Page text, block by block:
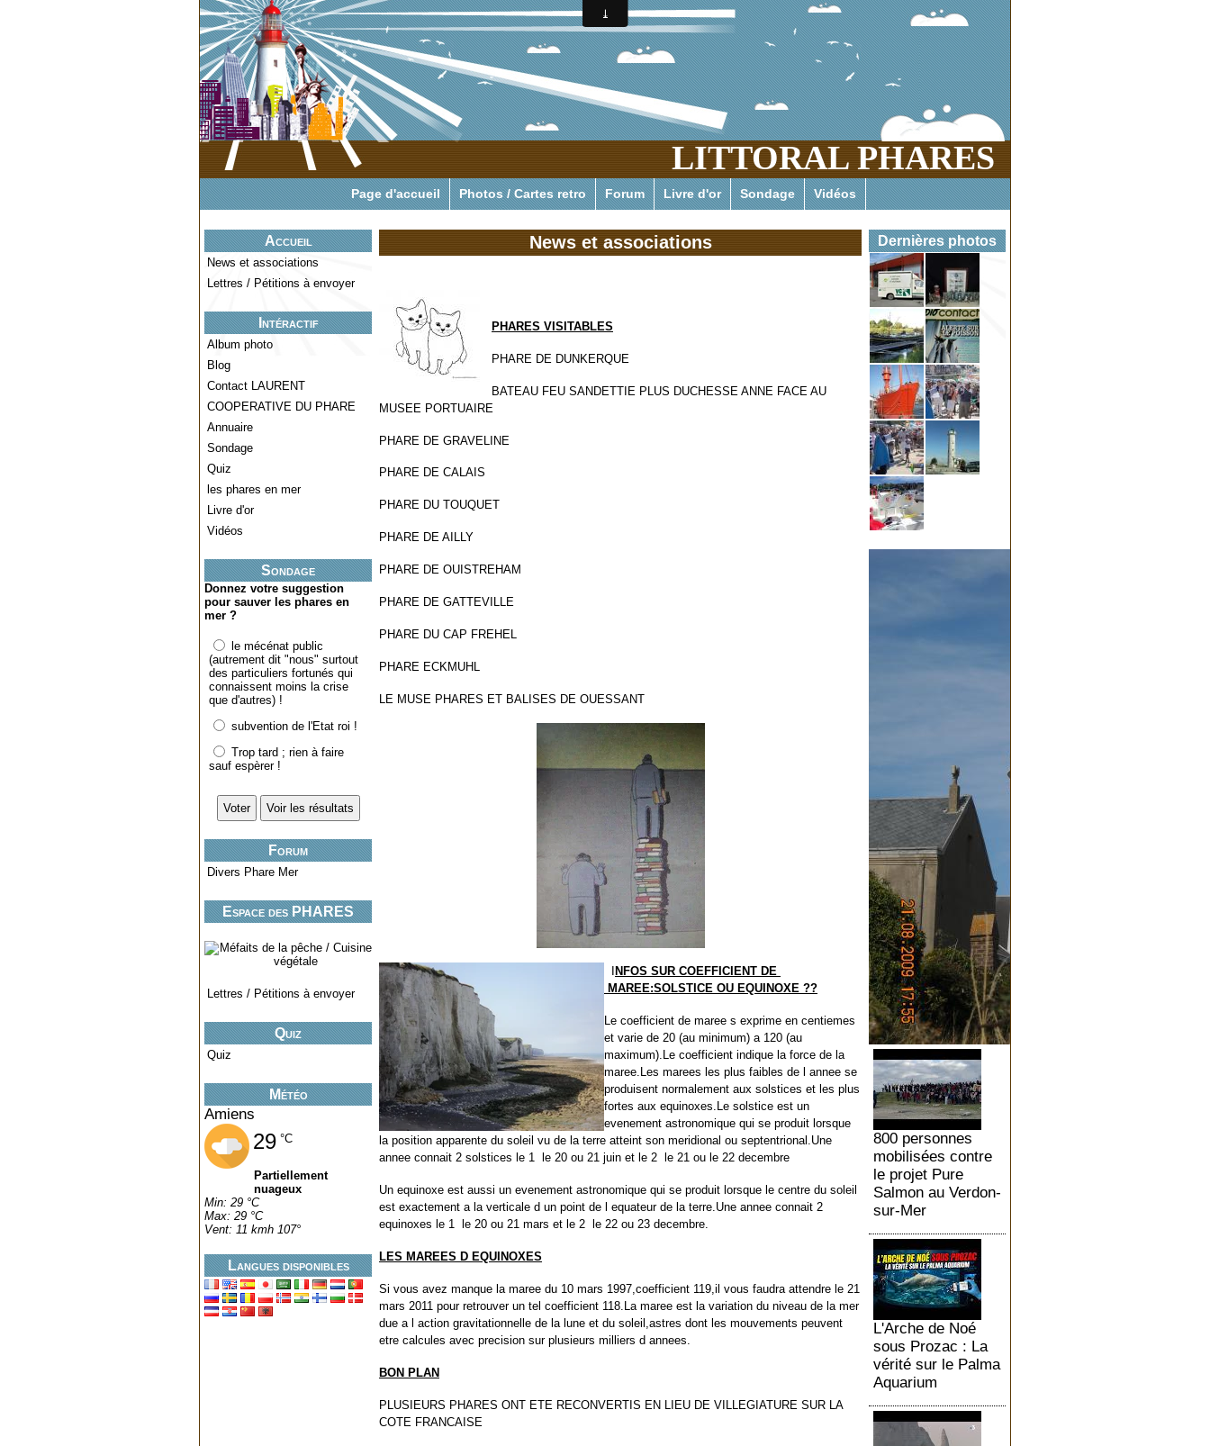
LITTORAL PHARES
Pour tout savoir ou presque de l'actualité pressante des phares marins enfer et paradis menacés
Page d'accueil Photos / Cartes retro Forum Livre d'or Sondage Vidéos
Accueil
News et associations
Lettres / Pétitions à envoyer
Intéractif
Album photo
Blog
Contact LAURENT
COOPERATIVE DU PHARE
Annuaire
Sondage
Quiz
les phares en mer
Livre d'or
Vidéos
Sondage
Donnez votre suggestion
pour sauver les phares en
mer ?
le mécénat public
(autrement dit "nous" surtout
des particuliers fortunés qui
connaissent moins la crise
que d'autres) !
subvention de l'Etat roi !
Trop tard ; rien à faire
sauf espèrer !
Forum
Divers Phare Mer
Espace des PHARES
Lettres / Pétitions à envoyer
Quiz
Quiz
Météo
Amiens
29 °C
Partiellement
nuageux
Min: 29 °C
Max: 29 °C
Vent: 11 kmh 107°
Langues disponibles
Dernières photos
800 personnes
mobilisées contre
le projet Pure
Salmon au Verdon-
sur-Mer
L'Arche de Noé
sous Prozac : La
vérité sur le Palma
Aquarium
News et associations
PHARES VISITABLES
PHARE DE DUNKERQUE
BATEAU FEU SANDETTIE PLUS DUCHESSE ANNE FACE AU
MUSEE PORTUAIRE
PHARE DE GRAVELINE
PHARE DE CALAIS
PHARE DU TOUQUET
PHARE DE AILLY
PHARE DE OUISTREHAM
PHARE DE GATTEVILLE
PHARE DU CAP FREHEL
PHARE ECKMUHL
LE MUSE PHARES ET BALISES DE OUESSANT
NFOS SUR COEFFICIENT DE
MAREE:SOLSTICE OU EQUINOXE ??
Le coefficient de maree s exprime en centiemes
et varie de 20 (au minimum) a 120 (au
maximum).Le coefficient indique la force de la
maree.Les marees les plus faibles de l annee se
produisent normalement aux solstices et les plus
fortes aux equinoxes.Le solstice est un
evenement astronomique qui se produit lorsque
la position apparente du soleil vu de la terre atteint son meridional ou septentrional.Une
annee connait 2 solstices le 1 le 20 ou 21 juin et le 2 le 21 ou le 22 decembre
Un equinoxe est aussi un evenement astronomique qui se produit lorsque le centre du soleil
est exactement a la verticale d un point de l equateur de la terre.Une annee connait 2
equinoxes le 1 le 20 ou 21 mars et le 2 le 22 ou 23 decembre.
LES MAREES D EQUINOXES
Si vous avez manque la maree du 10 mars 1997,coefficient 119,il vous faudra attendre le 21
mars 2011 pour retrouver un tel coefficient 118.La maree est la variation du niveau de la mer
due a l action gravitationnelle de la lune et du soleil,astres dont les mouvements peuvent
etre calcules avec precision sur plusieurs milliers d annees.
BON PLAN
PLUSIEURS PHARES ONT ETE RECONVERTIS EN LIEU DE VILLEGIATURE SUR LA
COTE FRANCAISE